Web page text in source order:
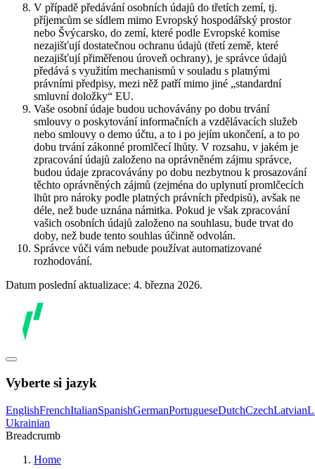
V případě předávání osobních údajů do třetích zemí, tj.
příjemcům se sídlem mimo Evropský hospodářský prostor
nebo Švýcarsko, do zemí, které podle Evropské komise
nezajišťují dostatečnou ochranu údajů (třetí země, které
nezajišťují přiměřenou úroveň ochrany), je správce údajů
předává s využitím mechanismů v souladu s platnými
právními předpisy, mezi něž patří mimo jiné „standardní
smluvní doložky“ EU.
Vaše osobní údaje budou uchovávány po dobu trvání
smlouvy o poskytování informačních a vzdělávacích služeb
nebo smlouvy o demo účtu, a to i po jejím ukončení, a to po
dobu trvání zákonné promlčecí lhůty. V rozsahu, v jakém je
zpracování údajů založeno na oprávněném zájmu správce,
budou údaje zpracovávány po dobu nezbytnou k prosazování
těchto oprávněných zájmů (zejména do uplynutí promlčecích
lhůt pro nároky podle platných právních předpisů), avšak ne
déle, než bude uznána námitka. Pokud je však zpracování
vašich osobních údajů založeno na souhlasu, bude trvat do
doby, než bude tento souhlas účinně odvolán.
Správce vůči vám nebude používat automatizované
rozhodování.
Datum poslední aktualizace: 4. března 2026.
Vyberte si jazyk
EnglishFrenchItalianSpanishGermanPortugueseDutchCzechLatvian
Ukrainian
Breadcrumb
Home